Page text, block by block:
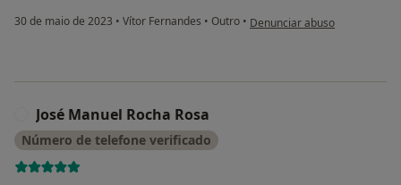
30 de maio de 2023 • Vítor Fernandes • Outro • na opinião do utilizador
Denunciar abuso
José Manuel Rocha Rosa
Número de telefone verificado